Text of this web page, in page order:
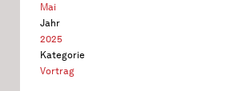
Mai
Jahr
2025
Kategorie
Vortrag